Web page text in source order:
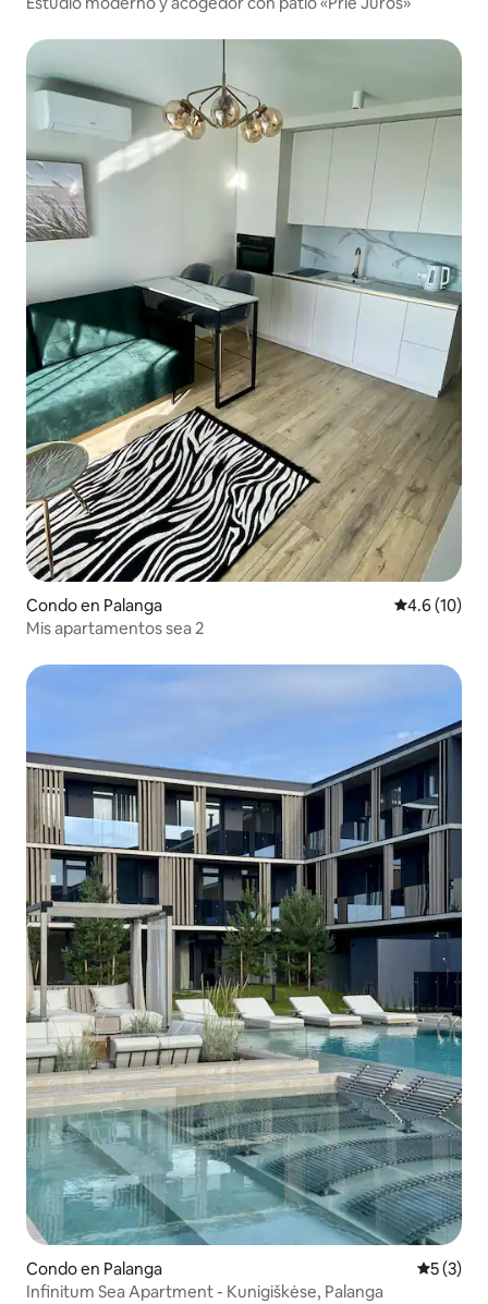
Condo en Palanga Calificación
4.6 (10)
Mis apartamentos sea 2
Condo en Palanga
5 (3)
Infinitum Sea Apartment - Kunigiškėse, Palanga